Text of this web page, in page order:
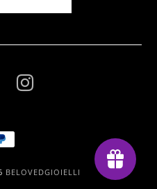
BELOVEDGIOIELLI